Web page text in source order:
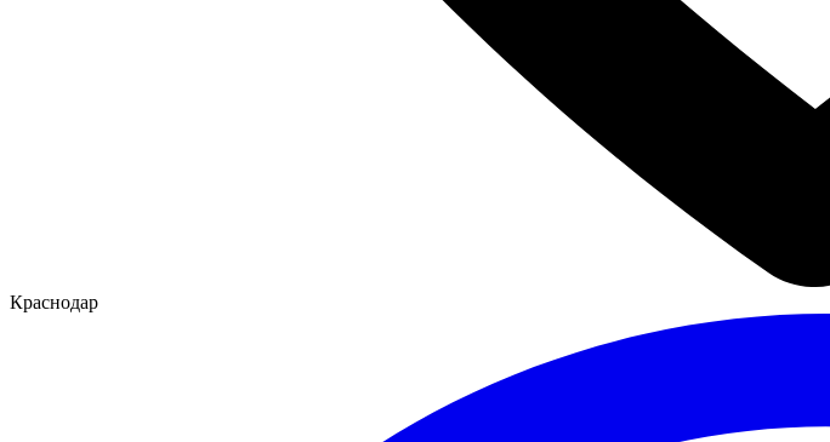
Краснодар